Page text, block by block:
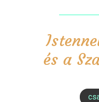
és a